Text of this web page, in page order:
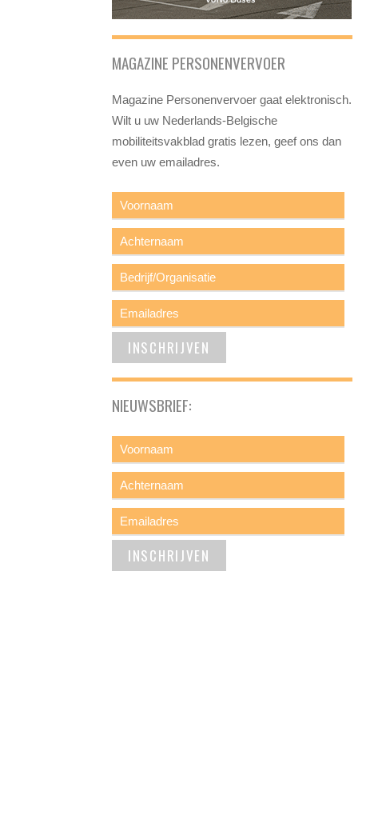
MAGAZINE PERSONENVERVOER
Magazine Personenvervoer gaat elektronisch.
Wilt u uw Nederlands-Belgische
mobiliteitsvakblad gratis lezen, geef ons dan
even uw emailadres.
NIEUWSBRIEF: